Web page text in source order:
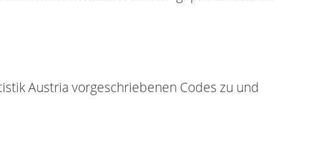
Austria vorgeschriebenen Codes zu und